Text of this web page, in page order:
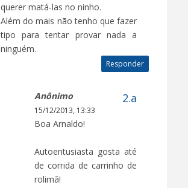
querer matá-las no ninho.
Além do mais não tenho que fazer
tipo para tentar provar nada a
ninguém.
Responder
Anônimo
15/12/2013, 13:33
Boa Arnaldo!
Autoentusiasta gosta até
de corrida de carrinho de
rolimã!